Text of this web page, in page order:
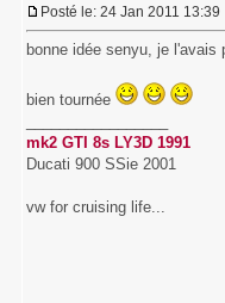
Posté le: 24 Jan 2011 13:39
bonne idée senyu, je l'avais
bien tournée
mk2 GTI 8s LY3D 1991
Ducati 900 SSie 2001
vw for cruising life...